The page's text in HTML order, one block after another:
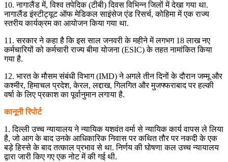
10. नागालैंड में, विश्व तपेदिक (टीबी) दिवस विभिन्न जिलों में देखा गया था.
नागालैंड इंस्टीट्यूट ऑफ मेडिकल साइंसेज एंड रिसर्च, कोहिमा में एक राज्य
स्तरीय कार्यक्रम का आयोजन किया गया था.
11. सरकार ने कहा है कि इस साल जनवरी के महीने में लगभग 18 लाख नए
कर्मचारियों को कर्मचारी राज्य बीमा योजना (ESIC) के तहत नामांकित किया
गया है.
12. भारत के मौसम संबंधी विभाग (IMD) ने अगले तीन दिनों के दौरान जम्मू और
कश्मीर, हिमाचल प्रदेश, केरल, लद्दाख, गिलगित और मुजफ्फराबाद पर हल्की
वर्षा के लिए प्रकाश का पूर्वानुमान लगाया है.
कानूनी रिपोर्ट
1. दिल्ली उच्च न्यायालय ने न्यायिक यशवंत वर्मा से न्यायिक कार्य वापस ले लिया
है, जो आग के बाद उनके आधिकारिक निवास पर कथित तौर पर नकदी के एक
बड़े हिस्से के बाद तत्काल प्रभाव से था. निर्णय की घोषणा कल उच्च न्यायालय
द्वारा जारी किए गए एक नोट में की गई थी.